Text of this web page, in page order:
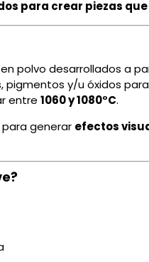
para crear piezas
polvo desarrollados a
pigmentos y/u óxidos
entre 1060 y 1080°C.
generar efectos